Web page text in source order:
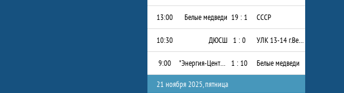
13:00 Белые медведи 19 : 1 СССР
10:30 ДЮСШ 1 : 0 УЛК 13-14 г.Вельск
9:00 "Энергия-Центр" 2013-2014 г.р. 1 : 10 Белые медведи
21 ноября 2025, пятница